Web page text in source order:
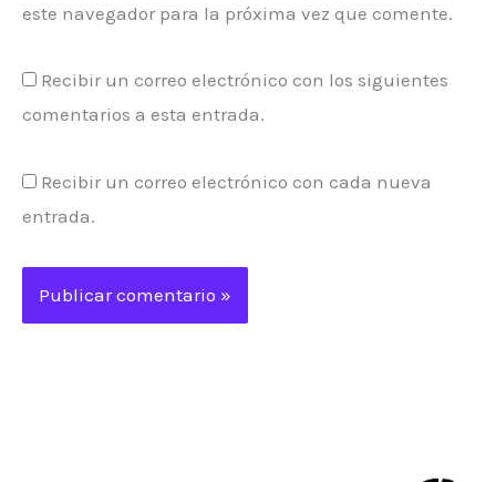
este navegador para la próxima vez que comente.
Recibir un correo electrónico con los siguientes
comentarios a esta entrada.
Recibir un correo electrónico con cada nueva
entrada.